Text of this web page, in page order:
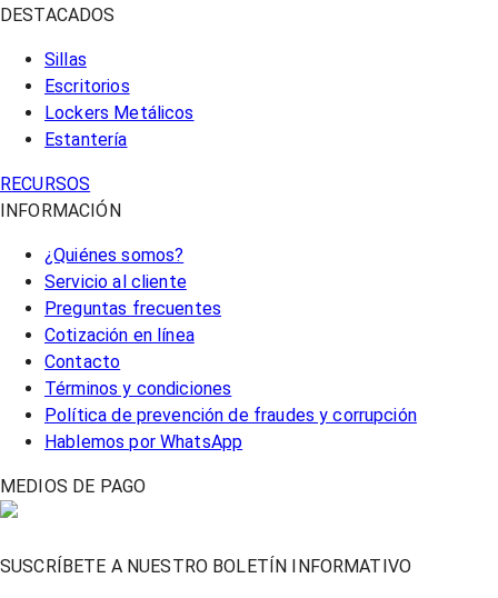
DESTACADOS
Sillas
Escritorios
Lockers Metálicos
Estantería
RECURSOS
INFORMACIÓN
¿Quiénes somos?
Servicio al cliente
Preguntas frecuentes
Cotización en línea
Contacto
Términos y condiciones
Política de prevención de fraudes y corrupción
Hablemos por WhatsApp
MEDIOS DE PAGO
SUSCRÍBETE A NUESTRO BOLETÍN INFORMATIVO